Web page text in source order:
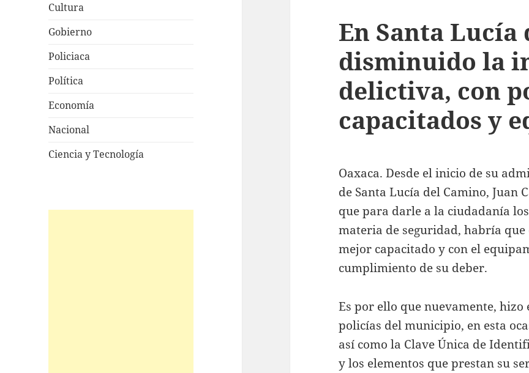
Cultura
Gobierno
Policiaca
Política
Economía
Nacional
Ciencia y Tecnología
En Santa Lucía
disminuido la
delictiva, con
capacitados y
Oaxaca. Desde el inicio de su
de Santa Lucía del Camino, Juan
que para darle a la ciudadanía
materia de seguridad, habría
mejor capacitado y con el
cumplimiento de su deber.
Es por ello que nuevamente,
policías del municipio, en esta
así como la Clave Única de
y los elementos que prestan su